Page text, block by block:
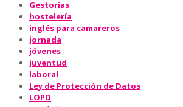
Gestorías
hostelería
inglés para camareros
jornada
jóvenes
juventud
laboral
Ley de Protección de Datos
LOPD